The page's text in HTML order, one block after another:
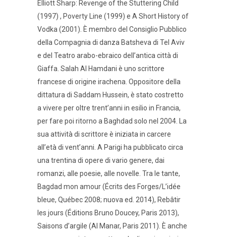
Elliott Sharp: Revenge of the Stuttering Child
(1997) , Poverty Line (1999) e A Short History of
Vodka (2001). È membro del Consiglio Pubblico
della Compagnia di danza Batsheva di Tel Aviv
e del Teatro arabo-ebraico dell’antica città di
Giaffa. Salah Al Hamdani è uno scrittore
francese di origine irachena. Oppositore della
dittatura di Saddam Hussein, è stato costretto
a vivere per oltre trent’anni in esilio in Francia,
per fare poi ritorno a Baghdad solo nel 2004. La
sua attività di scrittore è iniziata in carcere
all’età di vent’anni. A Parigi ha pubblicato circa
una trentina di opere di vario genere, dai
romanzi, alle poesie, alle novelle. Tra le tante,
Bagdad mon amour (Écrits des Forges/L’idée
bleue, Québec 2008; nuova ed. 2014), Rebâtir
les jours (Éditions Bruno Doucey, Paris 2013),
Saisons d’argile (Al Manar, Paris 2011). È anche